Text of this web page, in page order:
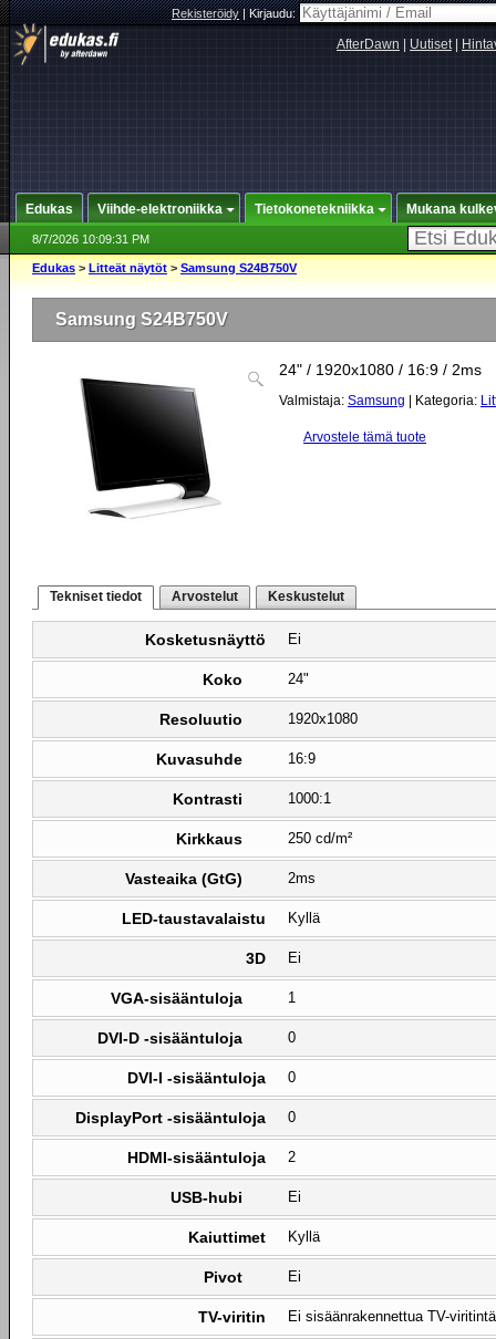
Rekisteröidy|Kirjaudu:
AfterDawn Uutiset|
Edukas Viihde-elektroniikka Tietokonetekniikka Mukana
8/7/2026 10:09:31 PM
Edukas > Litteät näytöt > Samsung S24B750V
Samsung S24B750V
24" / 1920x1080 / 16:9 / 2ms
Valmistaja: Samsung | Kategoria:
Arvostele tämä tuote
Tekniset tiedot Arvostelut Keskustelut
Kosketusnäyttö Ei
Koko 24"
Resoluutio 1920x1080
Kuvasuhde 16:9
Kontrasti 1000:1
Kirkkaus 250 cd/m²
Vasteaika (GtG) 2ms
LED-taustavalaistu Kyllä
3D Ei
VGA-sisääntuloja 1
DVI-D -sisääntuloja 0
DVI-I -sisääntuloja 0
DisplayPort -sisääntuloja 0
HDMI-sisääntuloja 2
USB-hubi Ei
Kaiuttimet Kyllä
Pivot Ei
TV-viritin Ei sisäänrakennettua TV-viritintä